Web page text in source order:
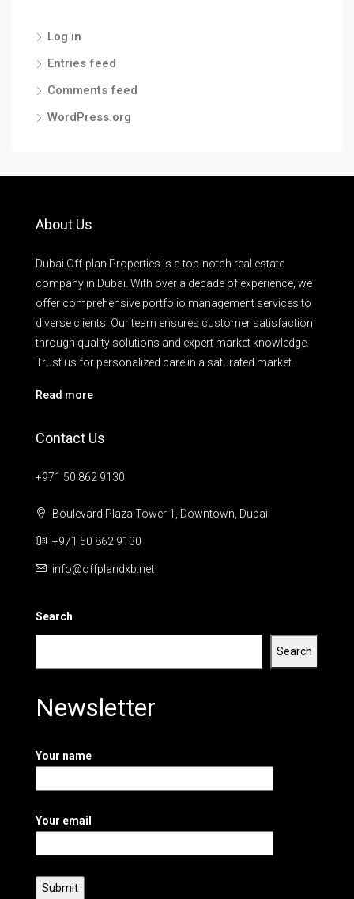
Log in
Entries feed
Comments feed
WordPress.org
About Us
Dubai Off-plan Properties is a top-notch real estate
company in Dubai. With over a decade of experience, we
offer comprehensive portfolio management services to
diverse clients. Our team ensures customer satisfaction
through quality solutions and expert market knowledge.
Trust us for personalized care in a saturated market.
Read more
Contact Us
+971 50 862 9130
Boulevard Plaza Tower 1, Downtown, Dubai
+971 50 862 9130
info@offplandxb.net
Search
Search
Newsletter
Your name
Your email